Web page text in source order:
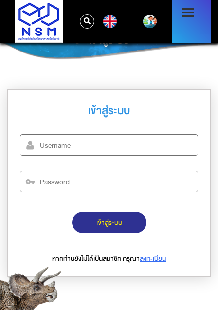
เข้าสู่ระบบ
เข้าสู่ระบบ
เข้าสู่ระบบ
หากท่านยังไม่ได้เป็นสมาชิก กรุณาลงทะเบียน